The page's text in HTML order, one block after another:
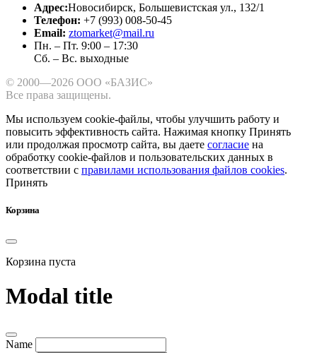
Адрес:Новосибирск, Большевистская ул., 132/1
Телефон: +7 (993) 008-50-45
Email: ztomarket@mail.ru
Пн. – Пт. 9:00 – 17:30
Сб. – Вс. выходные
© 2000—2026 ООО «БАЗИС»
Все права защищены.
Мы используем cookie-файлы, чтобы улучшить работу и
повысить эффективность сайта. Нажимая кнопку Принять
или продолжая просмотр сайта, вы даете согласие на
обработку cookie-файлов и пользовательских данных в
соответствии с правилами использования файлов cookies.
Принять
Корзина
Корзина пуста
Modal title
Name